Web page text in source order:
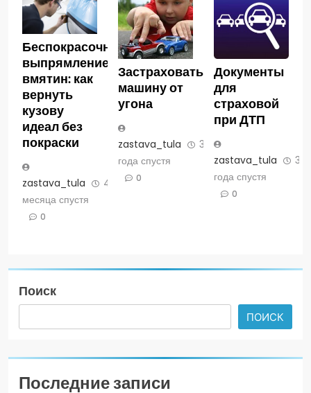
Беспокрасочное
выпрямление
вмятин: как
вернуть
кузову
идеал без
покраски
zastava_tula
4
месяца спустя
0
Застраховать
машину от
угона
zastava_tula
3
года спустя
0
Документы
для
страховой
при ДТП
zastava_tula
3
года спустя
0
Поиск
ПОИСК
Последние записи